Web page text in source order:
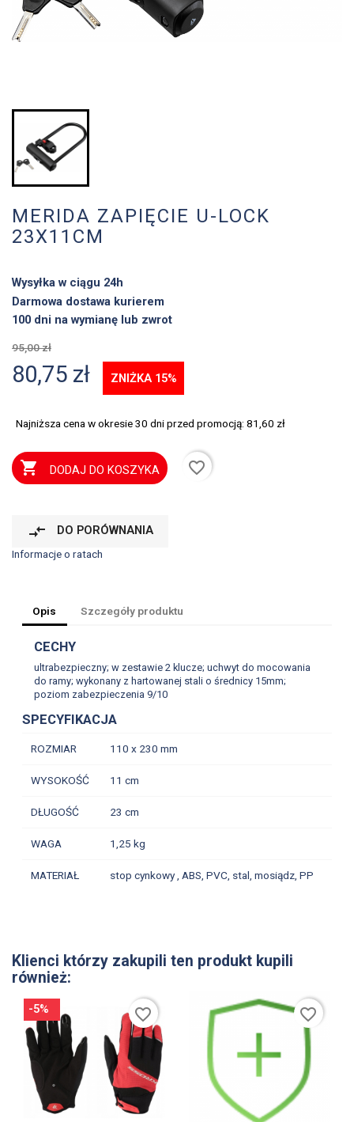
MERIDA ZAPIĘCIE U-LOCK
23X11CM
Wysyłka w ciągu 24h
Darmowa dostawa kurierem
100 dni na wymianę lub zwrot
95,00 zł
80,75 zł ZNIŻKA 15%
Najniższa cena w okresie 30 dni przed promocją: 81,60 zł
 DODAJ DO KOSZYKA favorite_border
compare_arrows DO PORÓWNANIA
Informacje o ratach
Opis Szczegóły produktu
CECHY
ultrabezpieczny; w zestawie 2 klucze; uchwyt do mocowania
do ramy; wykonany z hartowanej stali o średnicy 15mm;
poziom zabezpieczenia 9/10
SPECYFIKACJA
ROZMIAR 110 x 230 mm
WYSOKOŚĆ 11 cm
DŁUGOŚĆ 23 cm
WAGA 1,25 kg
MATERIAŁ stop cynkowy , ABS, PVC, stal, mosiądz, PP
Klienci którzy zakupili ten produkt kupili
również:
-5% favorite_border favorite_border